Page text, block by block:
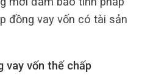
đồng vay vốn có tài sản
vay vốn thế chấp